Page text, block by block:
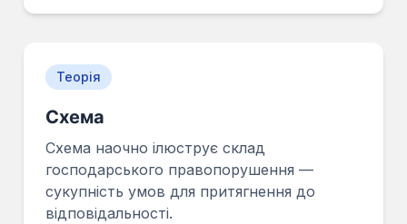
Теорія
Схема
Схема наочно ілюструє склад
господарського правопорушення —
сукупність умов для притягнення до
відповідальності.